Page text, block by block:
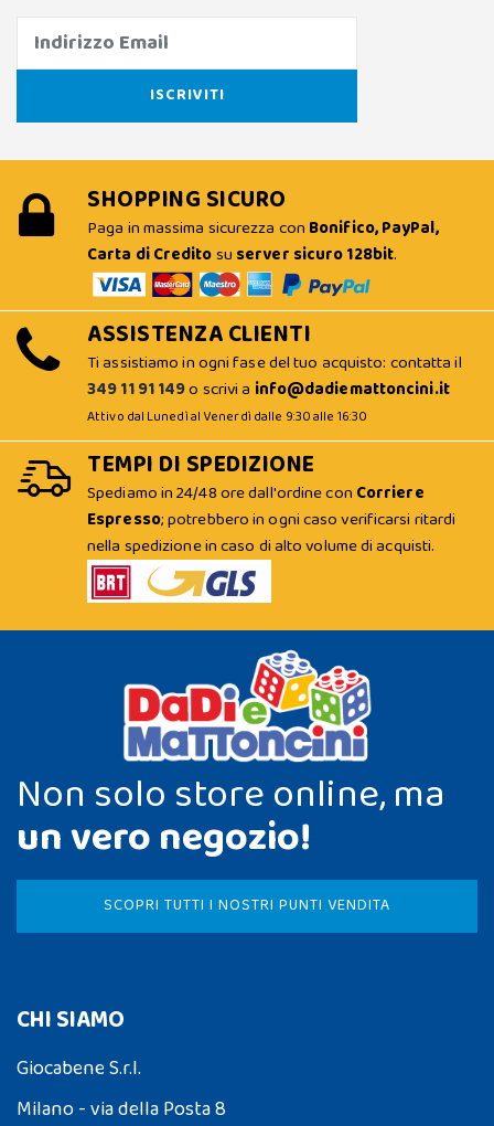
SHOPPING SICURO
Paga in massima sicurezza con Bonifico, PayPal,
Carta di Creditosu server sicuro 128bit.
ASSISTENZA CLIENTI
Ti assistiamo in ogni fase del tuo acquisto: contatta il
349 11 91 149o scrivi a info@dadiemattoncini.it
Attivo dal Lunedì al Venerdì dalle 9:30 alle 16:30
TEMPI DI SPEDIZIONE
Spediamo in 24/48 ore dall'ordine con Corriere
Espresso; potrebbero in ogni caso verificarsi ritardi
nella spedizione in caso di alto volume di acquisti.
Non solo store online, ma
un vero negozio!
SCOPRI TUTTI I NOSTRI PUNTI VENDITA
CHI SIAMO
Giocabene S.r.l.
Milano - via della Posta 8